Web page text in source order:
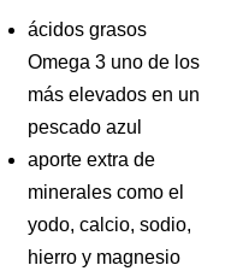
ácidos grasos
Omega 3 uno de los
más elevados en un
pescado azul
aporte extra de
minerales como el
yodo, calcio, sodio,
hierro y magnesio